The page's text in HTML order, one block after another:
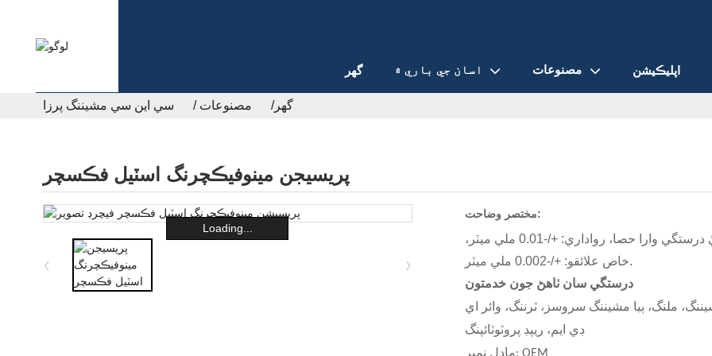
گھر اسان جي باري ۾ مصنوعات اپليڪيشن
گھر مصنوعات سي اين سي مشيننگ پرزا
پريسيجن مينوفيڪچرنگ اسٽيل فڪسچر
Loading...
مختصر وضاحت:
اسين سي اين سي مشيننگ ٺاهيندڙ آهيون، ڪسٽمائيز ٿيل اعليٰ درستگي وارا حصا، رواداري: +/-0.01 ملي ميٽر،
خاص علائقو: +/-0.002 ملي ميٽر.
درستگي سان ٺاهڻ جون خدمتون
ملنگ، ٻيا مشيننگ سروسز، ٽرننگ، وائر اي
ڊي ايم، ريپڊ پروٽوٽائپنگ
ماڊل نمبر: OEM